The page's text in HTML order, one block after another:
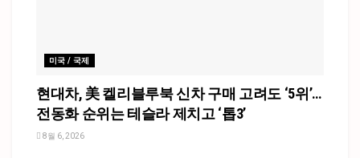
미국 / 국제
현대차, 美 켈리블루북 신차 구매 고려도 ‘5위’…
전동화 순위는 테슬라 제치고 ‘톱3’
8월 6, 2026